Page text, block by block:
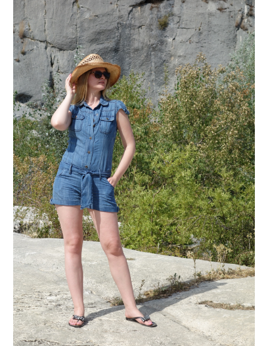
TROUVAILLES ET MES
ENVIES DANS LA MODE, LE
LUXE ET LA BEAUTÉ EN Y
AJOUTANT MON PETIT
GRAIN DE FOLIE ET MES
PETITS TUYAUX…